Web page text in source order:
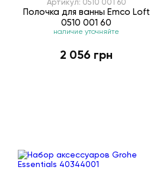
Артикул: 0510 001 60
Полочка для ванны Emco Loft
0510 001 60
наличие уточняйте
2 056 грн